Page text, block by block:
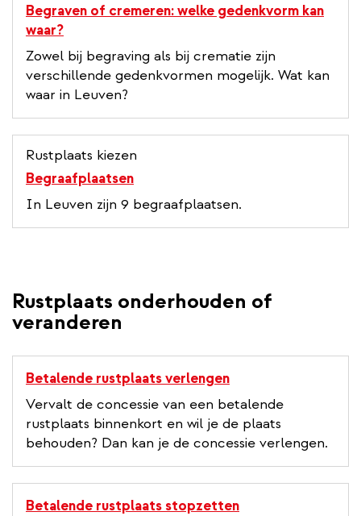
Begraven of cremeren: welke gedenkvorm kan
waar?
Zowel bij begraving als bij crematie zijn
verschillende gedenkvormen mogelijk. Wat kan
waar in Leuven?
Rustplaats kiezen
Begraafplaatsen
In Leuven zijn 9 begraafplaatsen.
Rustplaats onderhouden of
veranderen
Betalende rustplaats verlengen
Vervalt de concessie van een betalende
rustplaats binnenkort en wil je de plaats
behouden? Dan kan je de concessie verlengen.
Betalende rustplaats stopzetten